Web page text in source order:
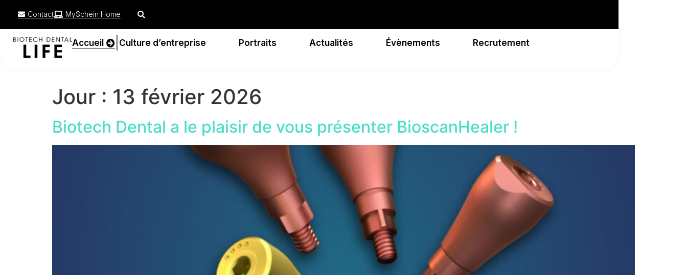
Contact MySchein Home
Accueil Culture d’entreprise Portraits Actualités Évènements Recrutement
Jour : 13 février 2026
Biotech Dental a le plaisir de vous présenter BioscanHealer !